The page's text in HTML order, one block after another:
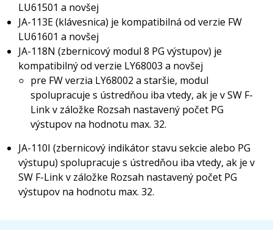
LU61501 a novšej
JA-113E (klávesnica) je kompatibilná od verzie FW
LU61601 a novšej
JA-118N (zbernicový modul 8 PG výstupov) je
kompatibilný od verzie LY68003 a novšej
pre FW verzia LY68002 a staršie, modul
spolupracuje s ústredňou iba vtedy, ak je v SW F-
Link v záložke Rozsah nastavený počet PG
výstupov na hodnotu max. 32.
JA-110I (zbernicový indikátor stavu sekcie alebo PG
výstupu) spolupracuje s ústredňou iba vtedy, ak je v
SW F-Link v záložke Rozsah nastavený počet PG
výstupov na hodnotu max. 32.